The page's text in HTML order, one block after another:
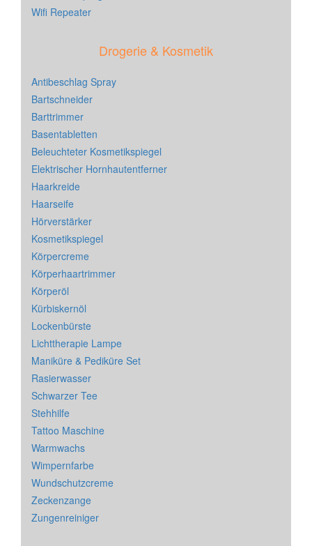
Wifi Repeater
Drogerie & Kosmetik
Antibeschlag Spray
Bartschneider
Barttrimmer
Basentabletten
Beleuchteter Kosmetikspiegel
Elektrischer Hornhautentferner
Haarkreide
Haarseife
Hörverstärker
Kosmetikspiegel
Körpercreme
Körperhaartrimmer
Körperöl
Kürbiskernöl
Lockenbürste
Lichttherapie Lampe
Maniküre & Pediküre Set
Rasierwasser
Schwarzer Tee
Stehhilfe
Tattoo Maschine
Warmwachs
Wimpernfarbe
Wundschutzcreme
Zeckenzange
Zungenreiniger